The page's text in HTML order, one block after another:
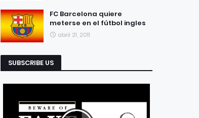
FC Barcelona quiere
meterse en el fútbol ingles
abril 21, 2011
SUBSCRIBE US